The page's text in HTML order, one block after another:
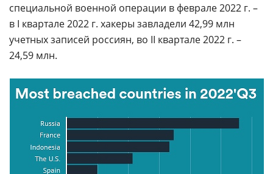
специальной военной операции в феврале 2022 г. –
в I квартале 2022 г. хакеры завладели 42,99 млн
учетных записей россиян, во II квартале 2022 г. –
24,59 млн.